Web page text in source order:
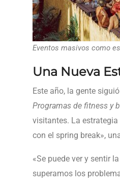
Eventos masivos como
Una Nueva
Este año, la gente
Programas de fitness y
visitantes. La
con el spring break»,
«Se puede ver y sentir
superamos los